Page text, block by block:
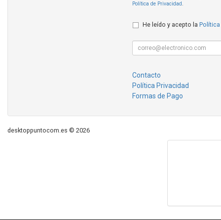
Política de Privacidad
He leído y acepto la Política
Contacto
Política Privacidad
Formas de Pago
desktoppuntocom.es © 2026